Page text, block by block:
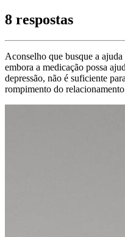
8 respostas
Aconselho que busque a
embora a medicação possa
depressão, não é suficiente
rompimento do